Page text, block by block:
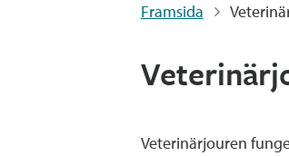
Framsida
Veterinärjouren